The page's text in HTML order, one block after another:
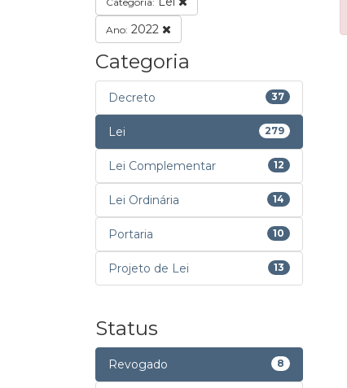
Ano: 2022
Categoria
Decreto 37
Lei 279
Lei Complementar 12
Lei Ordinária 14
Portaria 10
Projeto de Lei 13
Status
Revogado 8